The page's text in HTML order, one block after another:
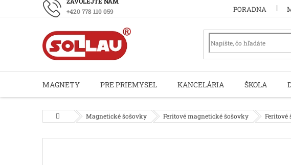
+420 778 110 059 PORADNA
MAGNETY PRE PRIEMYSEL KANCELÁRIA ŠKOLA
DomovMagnetické šošovky Feritové magnetické šošovky Feritové